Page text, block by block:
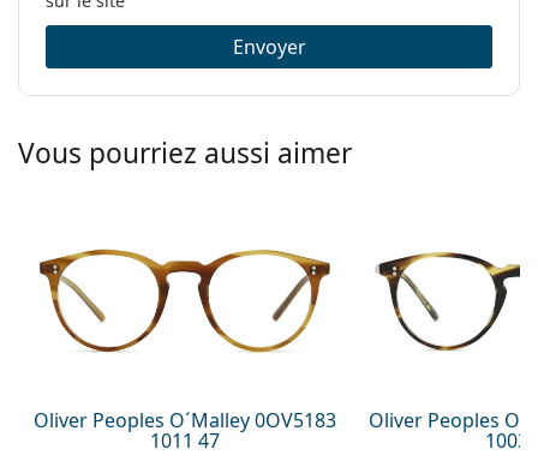
Envoyer
Vous pourriez aussi aimer
Oliver Peoples O´Malley 0OV5183
1011 47
Oliver Peoples
1003